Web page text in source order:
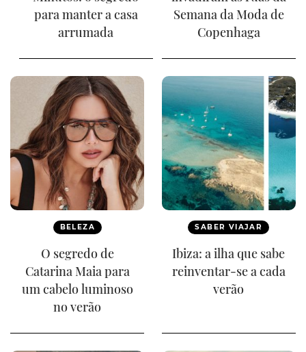
para manter a casa
arrumada
Semana da Moda de
Copenhaga
BELEZA
O segredo de
Catarina Maia para
um cabelo luminoso
no verão
SABER VIAJAR
Ibiza: a ilha que sabe
reinventar-se a cada
verão